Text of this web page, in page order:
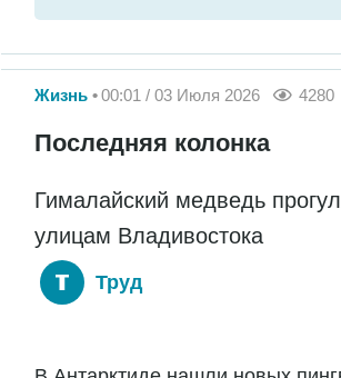
Жизнь 00:01 / 03 Июля 2026 4280
Последняя колонка
Гималайский медведь
улицам Владивостока
Труд